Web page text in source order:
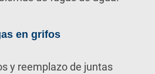
en grifos
y reemplazo de juntas